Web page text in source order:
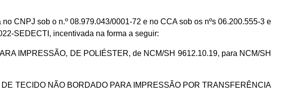
CNPJ sob o n.º 08.979.043/0001-72 e no CCA sob os nºs 06.200.555-3 e
SEDECTI, incentivada na forma a seguir:
IMPRESSÃO, DE POLIÉSTER, de NCM/SH 9612.10.19, para NCM/SH
TECIDO NÃO BORDADO PARA IMPRESSÃO POR TRANSFERÊNCIA